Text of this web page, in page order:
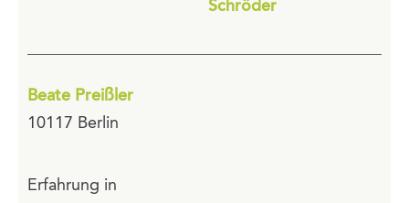
Beate Preißler
10117 Berlin
Erfahrung in